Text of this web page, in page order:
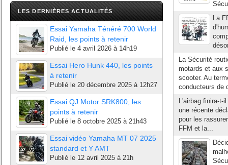
LES DERNIÈRES ACTUALITÉS
Essai Yamaha Ténéré 700 World
Raid, les points à retenir
Publié le 4 avril 2026 à 14h19
Essai Hero Hunk 440, les points
à retenir
Publié le 20 décembre 2025 à 12h27
Essai QJ Motor SRK800, les
points à retenir
Publié le 8 octobre 2025 à 21h43
Essai vidéo Yamaha MT 07 2025
standard et Y AMT
Publié le 12 avril 2025 à 21h
La
La Sécurité
motards et aux
scooter. Au
conducteurs de
L'airbag finira-t-
une récente
pour les
FFM et la...